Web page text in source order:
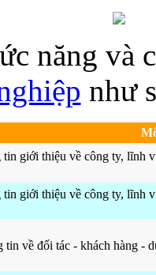
năng và
như
giới thiệu về công ty, lĩnh
giới thiệu về công ty, lĩnh
về đối tác - khách hàng -